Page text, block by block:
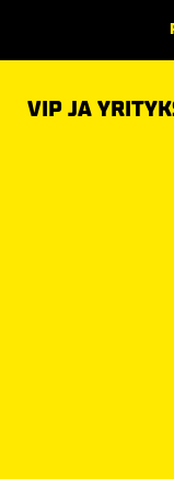
VIP JA